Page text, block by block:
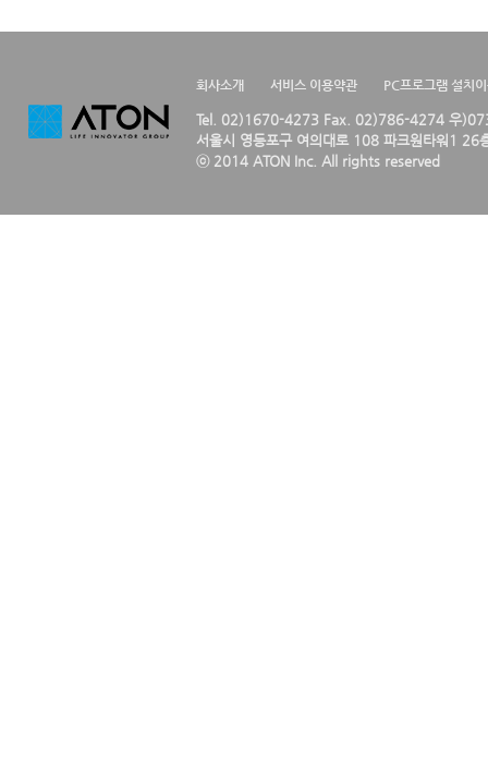
회사소개 서비스 이용약관 PC프로그램 설치
Tel. 02)1670-4273 Fax. 02)786-4274 우
서울시 영등포구 여의대로 108 파크원타워1 26
ⓒ 2014 ATON Inc. All rights reserved